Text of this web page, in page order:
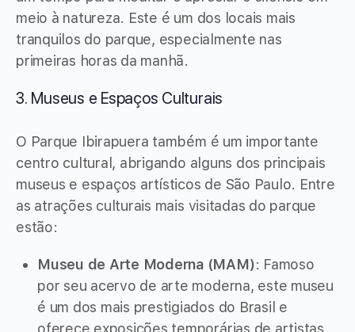
meio à natureza. Este é um dos locais mais
tranquilos do parque, especialmente nas
primeiras horas da manhã.
3. Museus e Espaços Culturais
O Parque Ibirapuera também é um importante
centro cultural, abrigando alguns dos principais
museus e espaços artísticos de São Paulo. Entre
as atrações culturais mais visitadas do parque
estão:
Museu de Arte Moderna (MAM): Famoso
por seu acervo de arte moderna, este museu
é um dos mais prestigiados do Brasil e
oferece exposições temporárias de artistas